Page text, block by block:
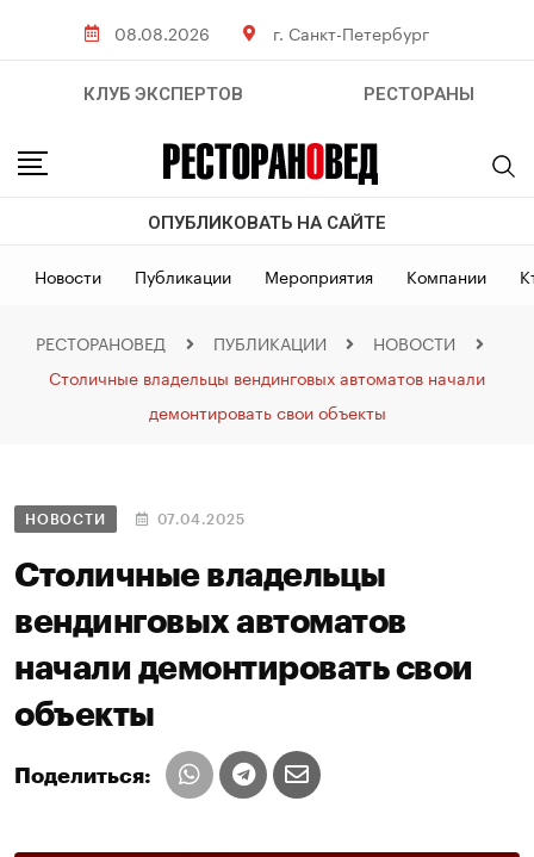
08.08.2026 г. Санкт-Петербург
КЛУБ ЭКСПЕРТОВ РЕСТОРАНЫ
ОПУБЛИКОВАТЬ НА САЙТЕ
Новости Публикации Мероприятия Компании
РЕСТОРАНОВЕД ПУБЛИКАЦИИ
НОВОСТИ
Столичные владельцы вендинговых автоматов начали
демонтировать свои объекты
НОВОСТИ 07.04.2025
Столичные владельцы
вендинговых автоматов
начали демонтировать свои
объекты
Поделиться: